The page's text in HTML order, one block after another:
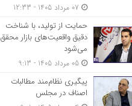
حمایت از تولید، با شناخت
دقیق واقعیت‌های بازار محقق
می‌شود
پیگیری نظام‌مند مطالبات
اصناف در مجلس